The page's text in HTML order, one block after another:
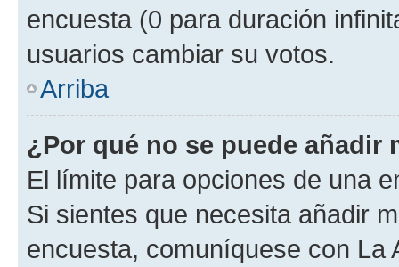
encuesta (0 para duración
usuarios cambiar su votos.
Arriba
¿Por qué no se puede añadir
El límite para opciones de una
Si sientes que necesita añadir
encuesta, comuníquese con La